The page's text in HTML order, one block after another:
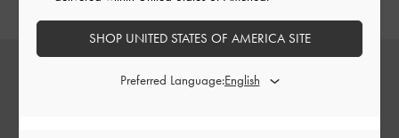
SHOP UNITED STATES OF AMERICA SITE
Preferred Language: